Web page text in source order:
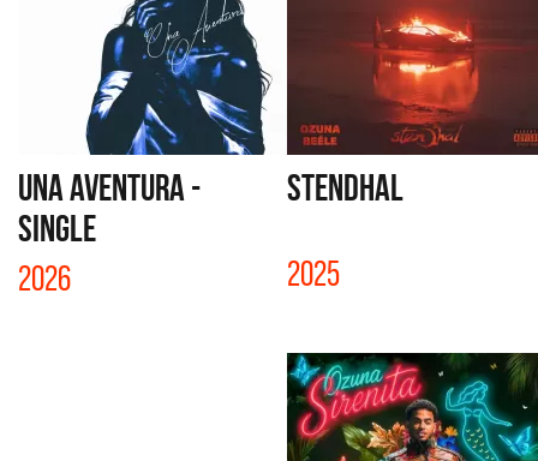
UNA AVENTURA -
SINGLE
2026
STENDHAL
2025